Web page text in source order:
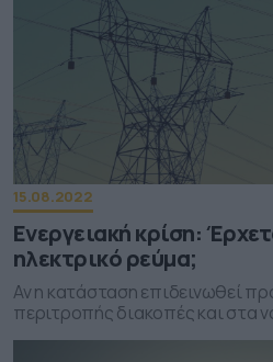
15.08.2022
Ενεργειακή κρίση:
ηλεκτρικό ρεύμα;
Αν η κατάσταση επιδεινωθεί
περιτροπής διακοπές και στα